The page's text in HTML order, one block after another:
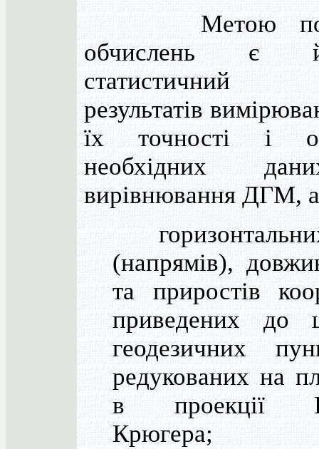
Метою
обчислень є
статистичний
результатів
їх точності і
необхідних
вирівнювання ДГМ,
(напрямів),
та приростів
приведених до
геодезичних
редукованих на
в проекції
Крюгера;